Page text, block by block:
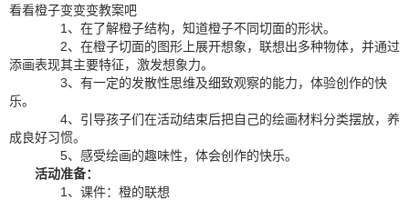
看看橙子变变变教案吧
1、在了解橙子结构，知道橙子不同切面的形状。
2、在橙子切面的图形上展开想象，联想出多种物体，并通过
添画表现其主要特征，激发想象力。
3、有一定的发散性思维及细致观察的能力，体验创作的快
乐。
4、引导孩子们在活动结束后把自己的绘画材料分类摆放，养
成良好习惯。
5、感受绘画的趣味性，体会创作的快乐。
活动准备：
1、课件：橙的联想